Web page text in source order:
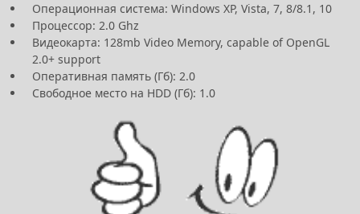
Операционная система: Windows XP, Vista, 7, 8/8.1, 10
Процессор: 2.0 Ghz
Видеокарта: 128mb Video Memory, capable of OpenGL
2.0+ support
Оперативная память (Гб): 2.0
Свободное место на HDD (Гб): 1.0